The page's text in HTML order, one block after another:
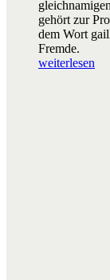
gehört zur
dem Wort
Fremde.
weiterlesen